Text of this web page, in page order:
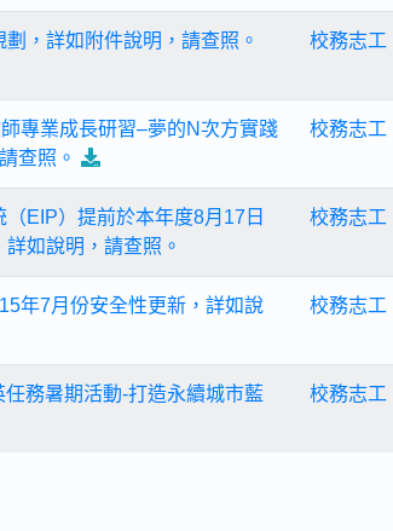
，詳如附件說明，請查照。 校務志工
專業成長研習–夢的N次方實踐
查照。
校務志工
EIP）提前於本年度8月17日
如說明，請查照。
校務志工
年7月份安全性更新，詳如說
校務志工
務暑期活動-打造永續城市藍
校務志工